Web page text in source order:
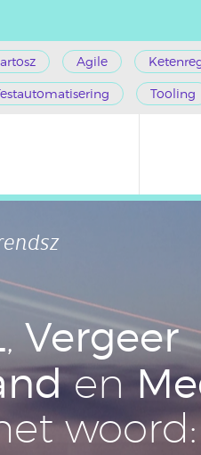
Agile
Tooling
, Vergeer
en
woord: